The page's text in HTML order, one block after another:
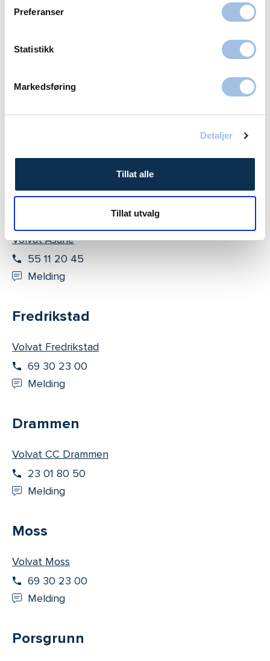
Volvat Majorstuen
Melding
23 68 25 00
55 11 20 00
Volvat Åsane
55 11 20 45
Melding
Fredrikstad
Volvat Fredrikstad
69 30 23 00
Melding
Drammen
Volvat CC Drammen
23 01 80 50
Melding
Moss
Volvat Moss
69 30 23 00
Melding
Porsgrunn